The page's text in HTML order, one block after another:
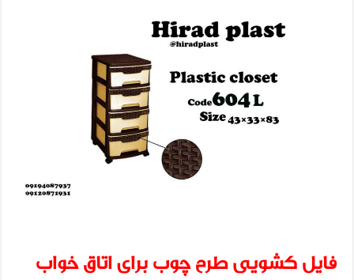
فایل کشویی طرح چوب برای اتاق خواب